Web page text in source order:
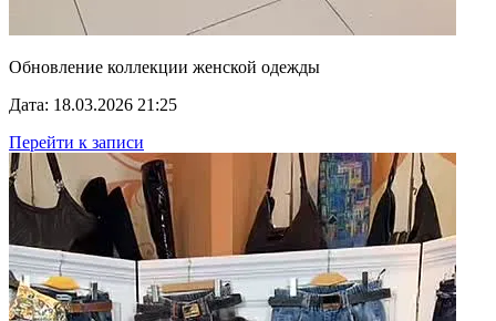
Обновление коллекции женской одежды
Дата: 18.03.2026 21:25
Перейти к записи